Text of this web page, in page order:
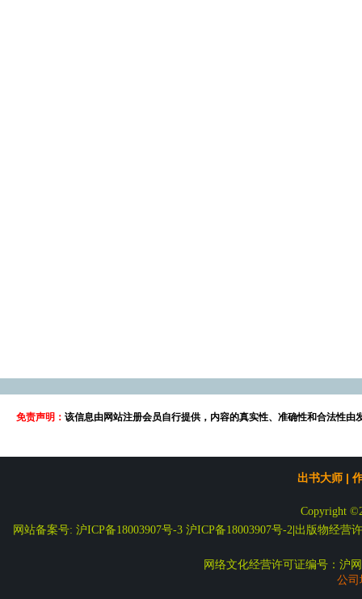
免责声明： 该信息由网站注册会员自行提供，内容的真实性、准确性和合法性
出书大师 |
Copyright
网站备案号: 沪ICP备18003907号-3 沪ICP备18003907号-2| 出版物经营
网络文化经营许可证编号：沪
公司